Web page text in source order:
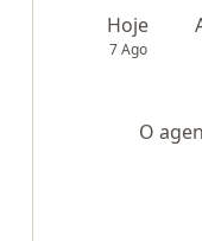
Hoje
7 Ago
O